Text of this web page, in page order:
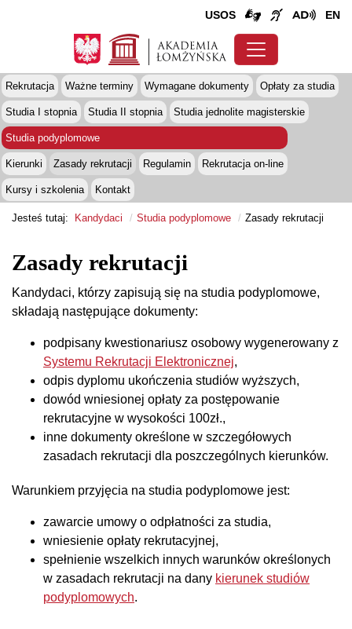
USOS EN
Rekrutacja Ważne terminy Wymagane dokumenty Opłaty za studia
Studia I stopnia Studia II stopnia Studia jednolite magisterskie
Studia podyplomowe
Kierunki Zasady rekrutacji Regulamin Rekrutacja on-line
Kursy i szkolenia Kontakt
Jesteś tutaj: Kandydaci Studia podyplomowe Zasady rekrutacji
Zasady rekrutacji
Kandydaci, którzy zapisują się na studia podyplomowe,
składają następujące dokumenty:
podpisany kwestionariusz osobowy wygenerowany z
Systemu Rekrutacji Elektronicznej,
odpis dyplomu ukończenia studiów wyższych,
dowód wniesionej opłaty za postępowanie
rekrutacyjne w wysokości 100zł.,
inne dokumenty określone w szczegółowych
zasadach rekrutacji dla poszczególnych kierunków.
Warunkiem przyjęcia na studia podyplomowe jest:
zawarcie umowy o odpłatności za studia,
wniesienie opłaty rekrutacyjnej,
spełnienie wszelkich innych warunków określonych
w zasadach rekrutacji na dany kierunek studiów
podyplomowych.